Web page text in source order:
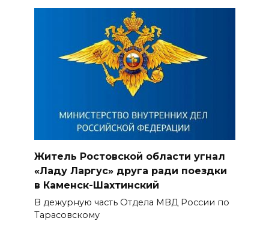
Житель Ростовской области угнал
«Ладу Ларгус» друга ради поездки
в Каменск-Шахтинский
В дежурную часть Отдела МВД России по
Тарасовскому